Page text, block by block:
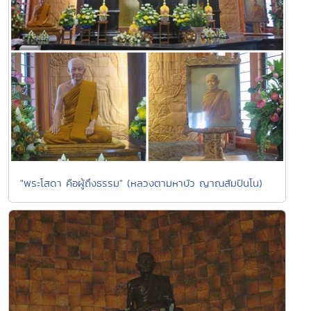
"พระโสดา คือผู้ถึงธรรม" (หลวงตามหาบัว ญาณสัมปันโน)